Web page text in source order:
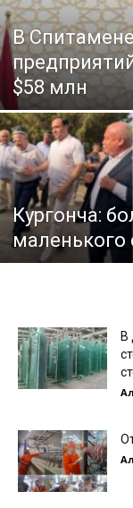
В
$58 млн
Кургонча:
маленького
В